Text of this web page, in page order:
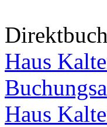
Haus
Haus